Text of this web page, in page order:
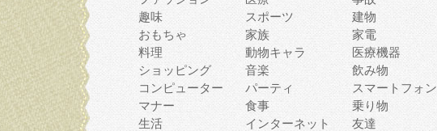
趣味
スポーツ 建物
おもちゃ
家族 家電
料理
動物キャラ 医療機器
ショッピング
音楽 飲み物
コンピューター
パーティ スマートフォン
マナー
食事 乗り物
生活
インターネット 友達